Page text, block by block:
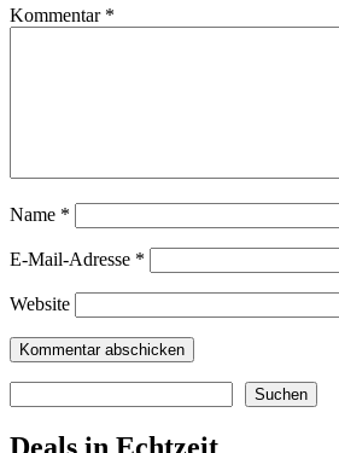
Kommentar *
Name *
E-Mail-Adresse *
Website
Suchen